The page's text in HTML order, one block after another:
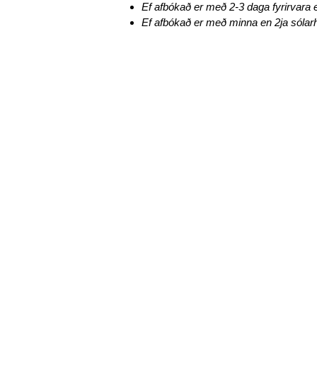
Ef afbókað er með 2-3 daga fyrirvara
Ef afbókað er með minna en 2ja